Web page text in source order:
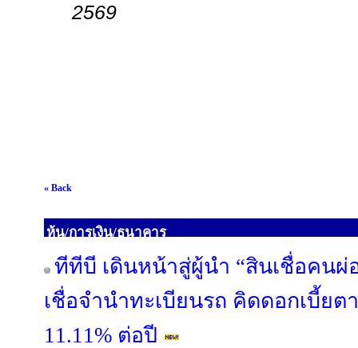
2569
« Back
หุ้น/การเงิน/ธนาคาร
ทีทีบี เดินหน้าสู่ผู้นำ “สินเชื่อคน
เชื่อจำนำทะเบียนรถ คิดดอกเบี้ย
11.11% ต่อปี